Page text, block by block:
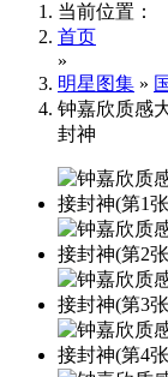
当前位置：
首页
»
明星图集 »
钟嘉欣质感
封神